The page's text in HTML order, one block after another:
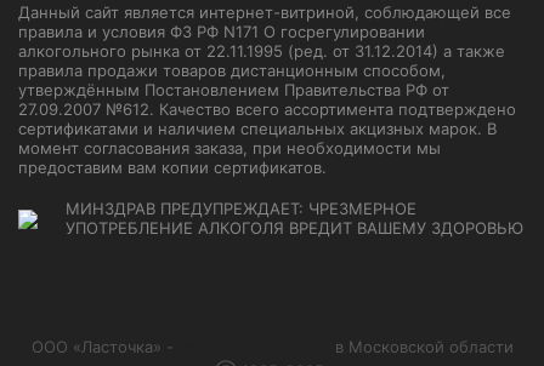
Данный сайт является интернет-витриной, соблюдающей все
правила и условия ФЗ РФ N171 О госрегулировании
алкогольного рынка от 22.11.1995 (ред. от 31.12.2014) а также
правила продажи товаров дистанционным способом,
утверждённым Постановлением Правительства РФ от
27.09.2007 №612. Качество всего ассортимента подтверждено
сертификатами и наличием специальных акцизных марок. В
момент согласования заказа, при необходимости мы
предоставим вам копии сертификатов.
МИНЗДРАВ ПРЕДУПРЕЖДАЕТ: ЧРЕЗМЕРНОЕ
УПОТРЕБЛЕНИЕ АЛКОГОЛЯ ВРЕДИТ ВАШЕМУ ЗДОРОВЬЮ
ООО «Ласточка» -
в Московской области